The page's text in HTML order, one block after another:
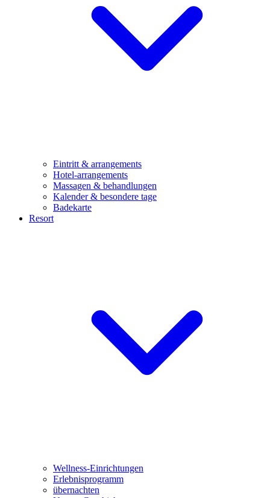
Eintritt & arrangements
Hotel-arrangements
Massagen & behandlungen
Kalender & besondere tage
Badekarte
Resort
Wellness-Einrichtungen
Erlebnisprogramm
übernachten